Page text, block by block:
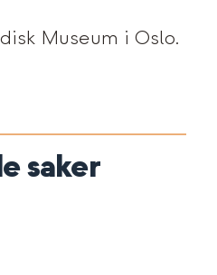
Museum i Oslo.
saker